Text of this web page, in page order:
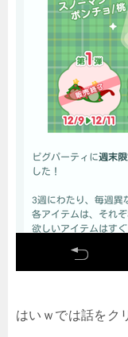
はいｗでは話をク